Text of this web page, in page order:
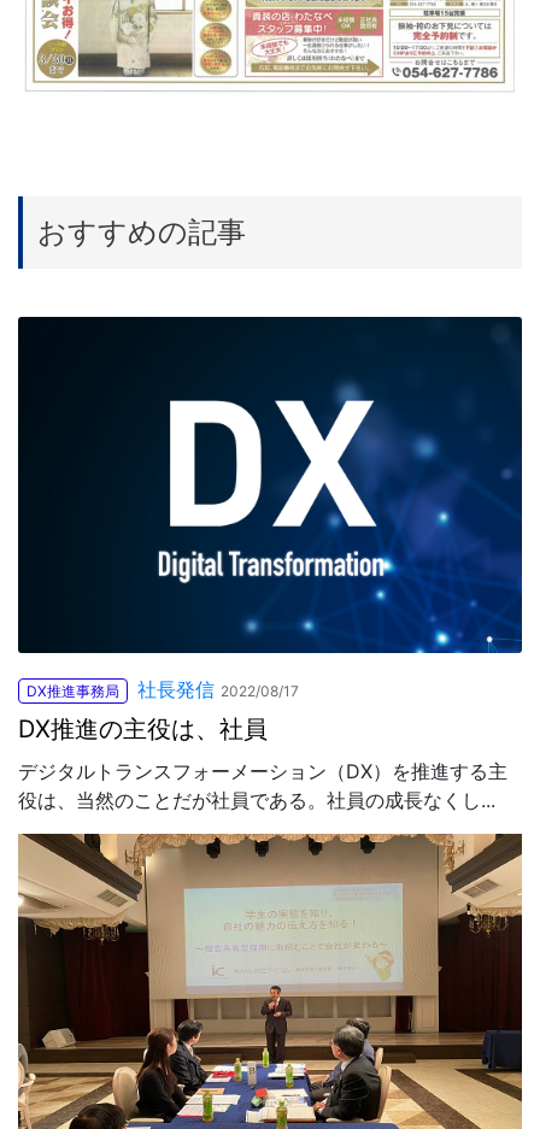
おすすめの記事
DX推進事務局 社長発信 2022/08/17
DX推進の主役は、社員
デジタルトランスフォーメーション（DX）を推進する主
役は、当然のことだが社員である。社員の成長なくし...